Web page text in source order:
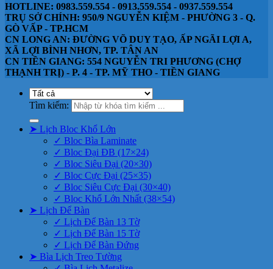
HOTLINE: 0983.559.554 - 0913.559.554 - 0937.559.554
TRỤ SỞ CHÍNH: 950/9 NGUYỄN KIỆM - PHƯỜNG 3 - Q.
GÒ VẤP - TP.HCM
CN LONG AN: ĐƯỜNG VÕ DUY TẠO, ẤP NGÃI LỢI A,
XÃ LỢI BÌNH NHƠN, TP. TÂN AN
CN TIỀN GIANG: 554 NGUYỄN TRI PHƯƠNG (CHỢ
THẠNH TRỊ) - P. 4 - TP. MỸ THO - TIỀN GIANG
Tìm kiếm:
➤ Lịch Bloc Khổ Lớn
✓ Bloc Bìa Laminate
✓ Bloc Đại ĐB (17×24)
✓ Bloc Siêu Đại (20×30)
✓ Bloc Cực Đại (25×35)
✓ Bloc Siêu Cực Đại (30×40)
✓ Bloc Khổ Lớn Nhất (38×54)
➤ Lịch Để Bàn
✓ Lịch Để Bàn 13 Tờ
✓ Lịch Để Bàn 15 Tờ
✓ Lịch Để Bàn Đứng
➤ Bìa Lịch Treo Tường